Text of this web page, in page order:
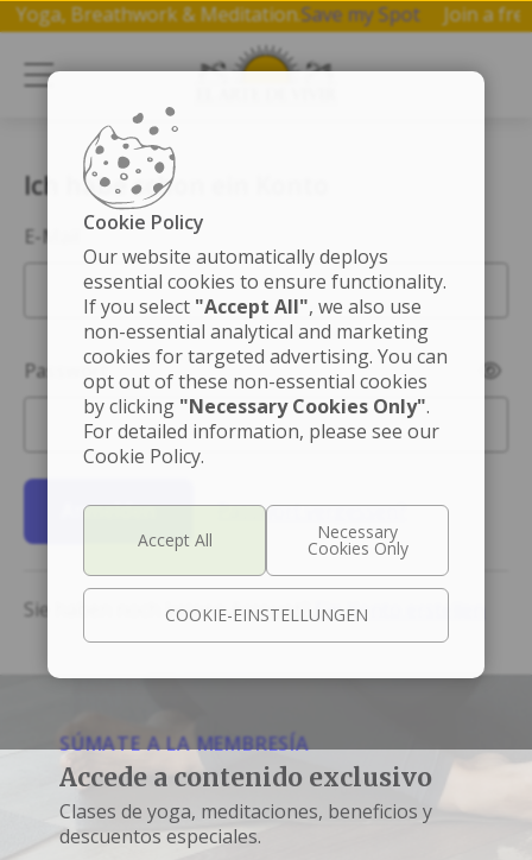
Yoga, Breathwork & Meditation.Save my Spot Join a
Ich habe schon ein Konto
E-Mail
Passwort
Anmelden Passwort vergessen?
Sie haben noch keinen Account? Ein Konto erstellen
SÚMATE A LA MEMBRESÍA
Accede a contenido exclusivo
Clases de yoga, meditaciones, beneficios y
descuentos especiales.
Cookie Policy
Our website automatically deploys
essential cookies to ensure functionality.
If you select "Accept All", we also use
non-essential analytical and marketing
cookies for targeted advertising. You can
opt out of these non-essential cookies
by clicking "Necessary Cookies Only".
For detailed information, please see our
Cookie Policy.
COOKIE-EINSTELLUNGEN